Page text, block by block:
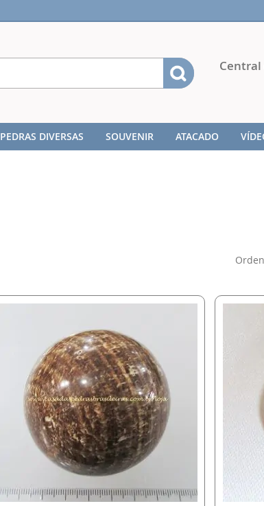
Pesquisa
PEDRAS DIVERSAS SOUVENIR ATACADO